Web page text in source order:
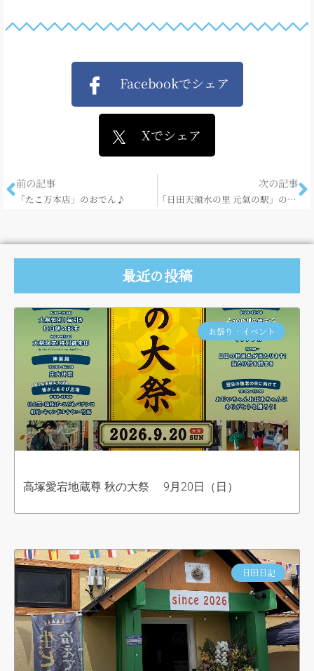
Facebookでシェア
Xでシェア
前の記事
「たこ万本店」のおでん♪
次の記事
「日田天領水の里 元氣の駅」の日田梨♪
最近の投稿
お祭り・イベント
高塚愛宕地蔵尊 秋の大祭 9月20日（日）
日田日記